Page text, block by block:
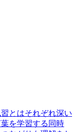
とはそれぞれ深い
を学習する同時